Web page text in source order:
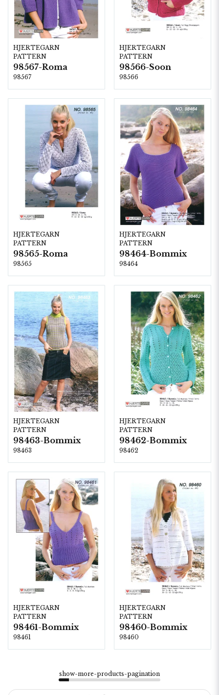
HJERTEGARN
PATTERN
98567-Roma
98567
HJERTEGARN
PATTERN
98566-Soon
98566
HJERTEGARN
PATTERN
98565-Roma
98565
HJERTEGARN
PATTERN
98464-Bommix
98464
HJERTEGARN
PATTERN
98463-Bommix
98463
HJERTEGARN
PATTERN
98462-Bommix
98462
HJERTEGARN
PATTERN
98461-Bommix
98461
HJERTEGARN
PATTERN
98460-Bommix
98460
show-more-products-pagination